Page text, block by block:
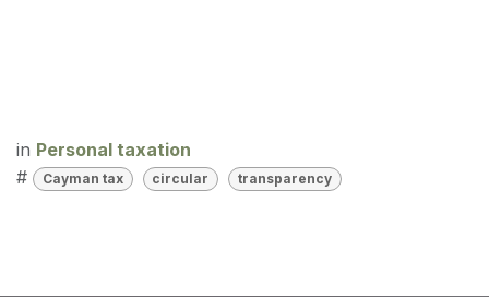
in Personal taxation
#
Cayman tax circular transparency